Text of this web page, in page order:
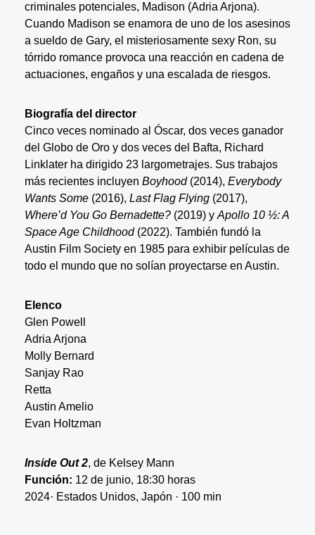
criminales potenciales, Madison (Adria Arjona).
Cuando Madison se enamora de uno de los asesinos
a sueldo de Gary, el misteriosamente sexy Ron, su
tórrido romance provoca una reacción en cadena de
actuaciones, engaños y una escalada de riesgos.
Biografía del director
Cinco veces nominado al Óscar, dos veces ganador
del Globo de Oro y dos veces del Bafta, Richard
Linklater ha dirigido 23 largometrajes. Sus trabajos
más recientes incluyen Boyhood(2014), Everybody
Wants Some(2016), Last Flag Flying(2017),
Where’d You Go Bernadette? (2019) y Apollo 10 ½: A
Space Age Childhood(2022). También fundó la
Austin Film Society en 1985 para exhibir películas de
todo el mundo que no solían proyectarse en Austin.
Elenco
Glen Powell
Adria Arjona
Molly Bernard
Sanjay Rao
Retta
Austin Amelio
Evan Holtzman
Inside Out 2, de Kelsey Mann
Función: 12 de junio, 18:30 horas
2024· Estados Unidos, Japón · 100 min